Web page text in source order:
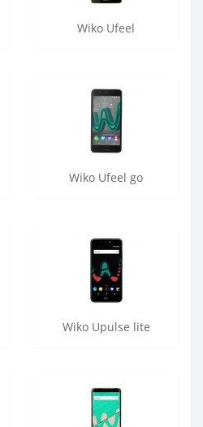
Wiko Ufeel
Wiko Ufeel go
Wiko Upulse lite